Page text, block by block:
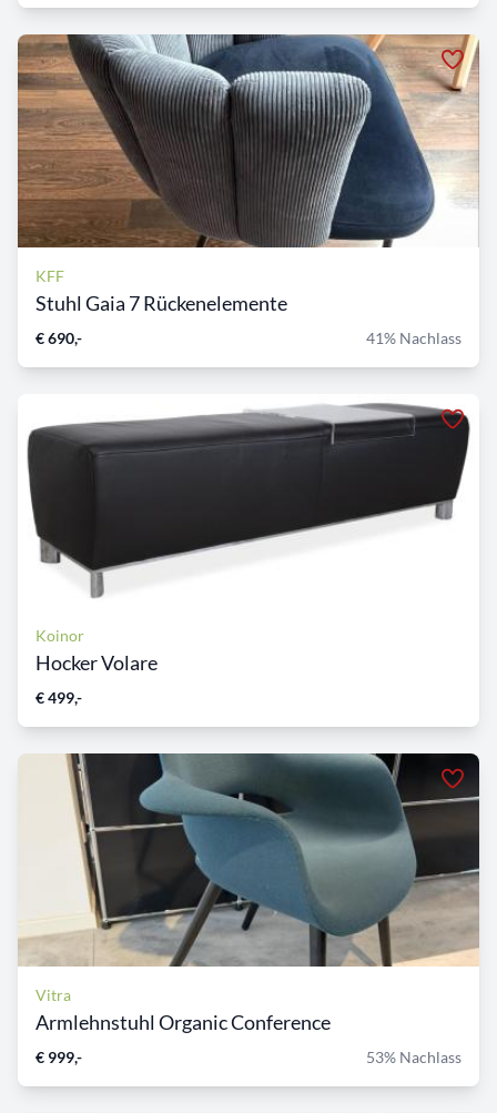
KFF
Stuhl Gaia 7 Rückenelemente
€ 690,- 41% Nachlass
Koinor
Hocker Volare
€ 499,-
Vitra
Armlehnstuhl Organic Conference
€ 999,- 53% Nachlass